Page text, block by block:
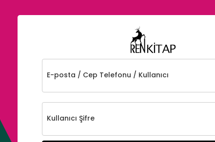
E-posta / Cep Telefonu / Kullanıcı
Kullanıcı Şifre